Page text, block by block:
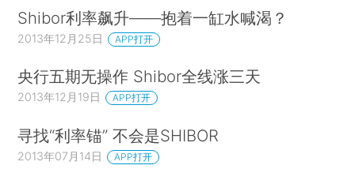
Shibor利率飙升——抱着一缸水喊渴？
2013年12月25日 APP打开
央行五期无操作 Shibor全线涨三天
2013年12月19日 APP打开
寻找“利率锚” 不会是SHIBOR
2013年07月14日 APP打开